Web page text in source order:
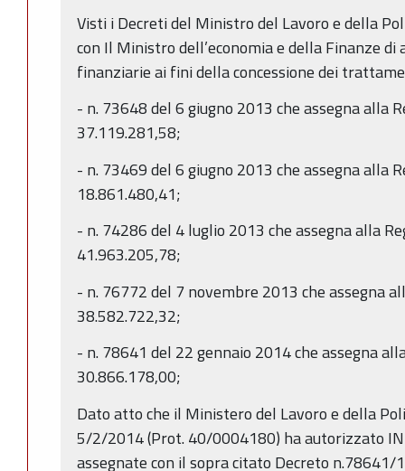
Visti i Decreti del Ministro del Lavoro e della
con Il Ministro dell’economia e della Finanze di
finanziarie ai fini della concessione dei
- n. 73648 del 6 giugno 2013 che assegna alla
37.119.281,58;
- n. 73469 del 6 giugno 2013 che assegna alla
18.861.480,41;
- n. 74286 del 4 luglio 2013 che assegna alla
41.963.205,78;
- n. 76772 del 7 novembre 2013 che assegna
38.582.722,32;
- n. 78641 del 22 gennaio 2014 che assegna
30.866.178,00;
Dato atto che il Ministero del Lavoro e della
5/2/2014 (Prot. 40/0004180) ha autorizzato
assegnate con il sopra citato Decreto